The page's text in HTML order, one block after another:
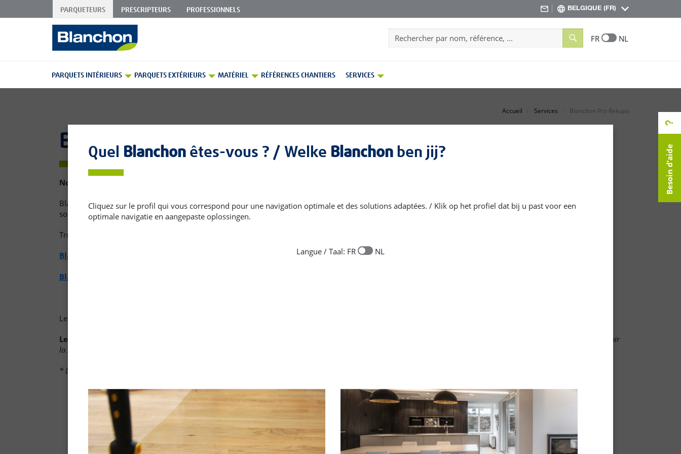
PARQUETEURS PRESCRIPTEURS PROFESSIONNELS BELGIQUE (FR)
FR
NL
Search
PARQUETS INTÉRIEURS PARQUETS EXTÉRIEURS MATÉRIEL RÉFÉRENCES CHANTIERS SERVICES
Accueil Services Blanchon Pro Rekupo
Blanchon Pro Rekupo
Nous collectons vos emballages vides !
Blanchon, grâce à notre éco-organisme Eco DDS et son dispositif de collecte Rekupo, vous offre une
solution pratique et durable pour valoriser vos emballages vides ou presque vides.
Trouvez les bornes de collectes Rekupo sur nos adresses :
Blanchon Saint-Priest
Blanchon Saint-Denis
Le
Le + de Blanchon
(voir
la liste des produits collectés en magasin)
* Liquides de traitement de surface.
Quel Blanchon êtes-vous ? / Welke Blanchon ben jij?
Cliquez sur le profil qui vous correspond pour une navigation optimale et des solutions adaptées. / Klik op het profiel dat bij u past voor een
optimale navigatie en aangepaste oplossingen.
Langue / Taal: FR NL
Besoin d’aide